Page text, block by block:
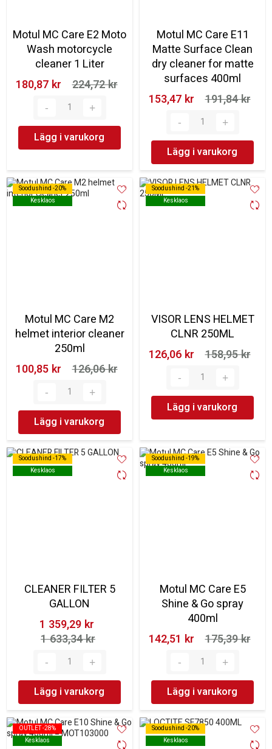
Motul MC Care E2 Moto
Wash motorcycle
cleaner 1 Liter
180,87 kr‎
224,72 kr‎
Lägg i varukorg
Motul MC Care E11
Matte Surface Clean
dry cleaner for matte
surfaces 400ml
153,47 kr‎
191,84 kr‎
Lägg i varukorg
Soodushind -20%
Kesklaos
Soodushind -20%
Kesklaos
Motul MC Care M2
helmet interior cleaner
250ml
100,85 kr‎
126,06 kr‎
Lägg i varukorg
Soodushind -21%
Kesklaos
Soodushind -21%
Kesklaos
VISOR LENS HELMET
CLNR 250ML
126,06 kr‎
158,95 kr‎
Lägg i varukorg
Soodushind -17%
Kesklaos
Soodushind -17%
Kesklaos
CLEANER FILTER 5
GALLON
1 359,29 kr‎
1 633,34 kr‎
Lägg i varukorg
Soodushind -19%
Kesklaos
Soodushind -19%
Kesklaos
Motul MC Care E5
Shine & Go spray
400ml
142,51 kr‎
175,39 kr‎
Lägg i varukorg
OUTLET -28%
Kesklaos
OUTLET -28%
Kesklaos
Soodushind -20%
Kesklaos
Soodushind -20%
Kesklaos